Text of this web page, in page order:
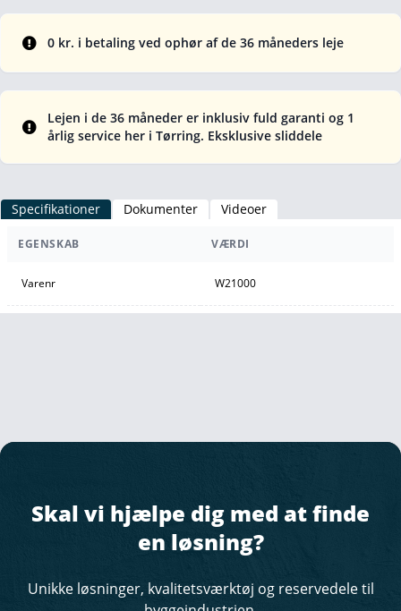
0 kr. i betaling ved ophør af de 36 måneders leje
Lejen i de 36 måneder er inklusiv fuld garanti og 1
årlig service her i Tørring. Eksklusive sliddele
Specifikationer Dokumenter Videoer
EGENSKAB VÆRDI
Varenr W21000
Skal vi hjælpe dig med at finde
en løsning?
Unikke løsninger, kvalitetsværktøj og reservedele til